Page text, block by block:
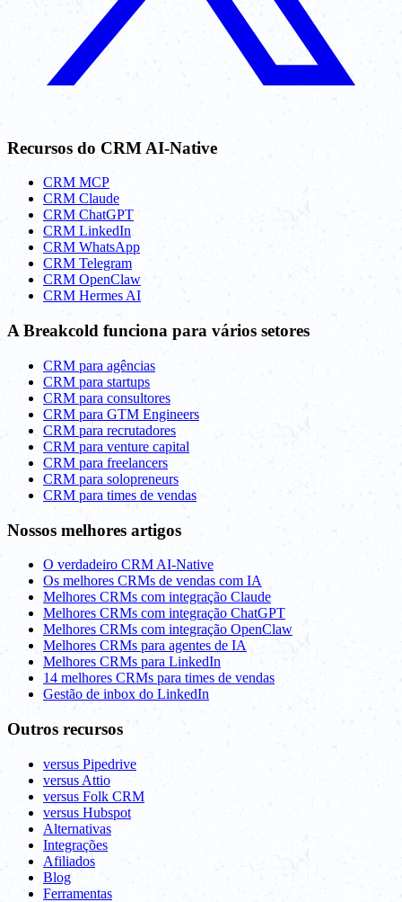
Recursos do CRM AI-Native
CRM MCP
CRM Claude
CRM ChatGPT
CRM LinkedIn
CRM WhatsApp
CRM Telegram
CRM OpenClaw
CRM Hermes AI
A Breakcold funciona para vários setores
CRM para agências
CRM para startups
CRM para consultores
CRM para GTM Engineers
CRM para recrutadores
CRM para venture capital
CRM para freelancers
CRM para solopreneurs
CRM para times de vendas
Nossos melhores artigos
O verdadeiro CRM AI-Native
Os melhores CRMs de vendas com IA
Melhores CRMs com integração Claude
Melhores CRMs com integração ChatGPT
Melhores CRMs com integração OpenClaw
Melhores CRMs para agentes de IA
Melhores CRMs para LinkedIn
14 melhores CRMs para times de vendas
Gestão de inbox do LinkedIn
Outros recursos
versus Pipedrive
versus Attio
versus Folk CRM
versus Hubspot
Alternativas
Integrações
Afiliados
Blog
Ferramentas